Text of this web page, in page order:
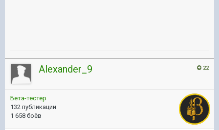
22
Alexander_9
Бета-тестер
132 публикации
1 658 боёв